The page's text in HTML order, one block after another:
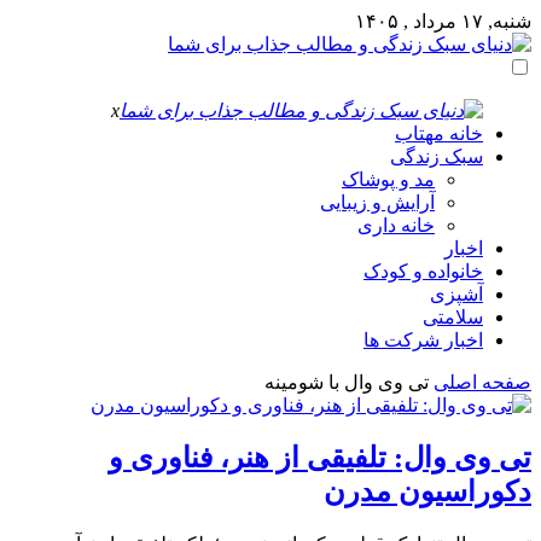
شنبه, ۱۷ مرداد , ۱۴۰۵
x
خانه مهتاب
سبک زندگی
مد و پوشاک
آرایش و زیبایی
خانه داری
اخبار
خانواده و کودک
آشپزی
سلامتی
اخبار شرکت ها
صفحه اصلی تی وی وال با شومینه
تی وی وال: تلفیقی از هنر، فناوری و
دکوراسیون مدرن